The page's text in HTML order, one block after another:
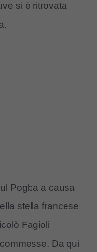
si è ritrovata
Pogba a causa
stella francese
Fagioli
Da qui